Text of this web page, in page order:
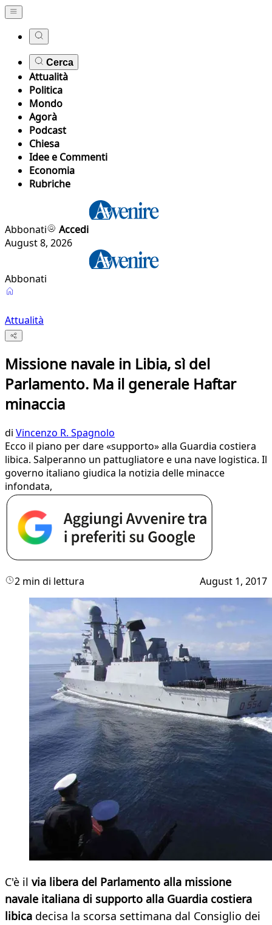
Cerca
Attualità
Politica
Mondo
Agorà
Podcast
Chiesa
Idee e Commenti
Economia
Rubriche
Abbonati
Accedi
August 8, 2026
Abbonati
Attualità
Missione navale in Libia, sì del
Parlamento. Ma il generale Haftar
minaccia
di Vincenzo R. Spagnolo
Ecco il piano per dare «supporto» alla Guardia costiera
libica. Salperanno un pattugliatore e una nave logistica. Il
governo italiano giudica la notizia delle minacce
infondata,
2 min di lettura August 1, 2017
C'è il via libera del Parlamento alla missione
navale italiana di supporto alla Guardia costiera
libica decisa la scorsa settimana dal Consiglio dei